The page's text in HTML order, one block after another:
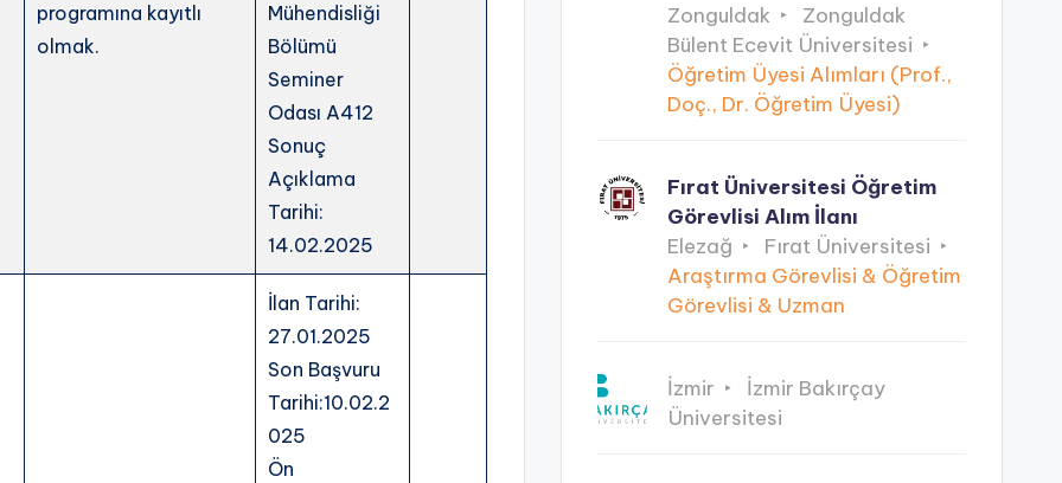
programına kayıtlı
olmak.
Mühendisliği
Bölümü
Seminer
Odası A412
Sonuç
Açıklama
Tarihi:
14.02.2025
İlan Tarihi:
27.01.2025
Son Başvuru
Tarihi:10.02.2
025
Ön
Zonguldak
Zonguldak
Bülent Ecevit Üniversitesi
Öğretim Üyesi Alımları (Prof.,
Doç., Dr. Öğretim Üyesi)
Fırat Üniversitesi Öğretim
Görevlisi Alım İlanı
Elezağ
Fırat Üniversitesi
Araştırma Görevlisi & Öğretim
Görevlisi & Uzman
İzmir
İzmir Bakırçay
Üniversitesi